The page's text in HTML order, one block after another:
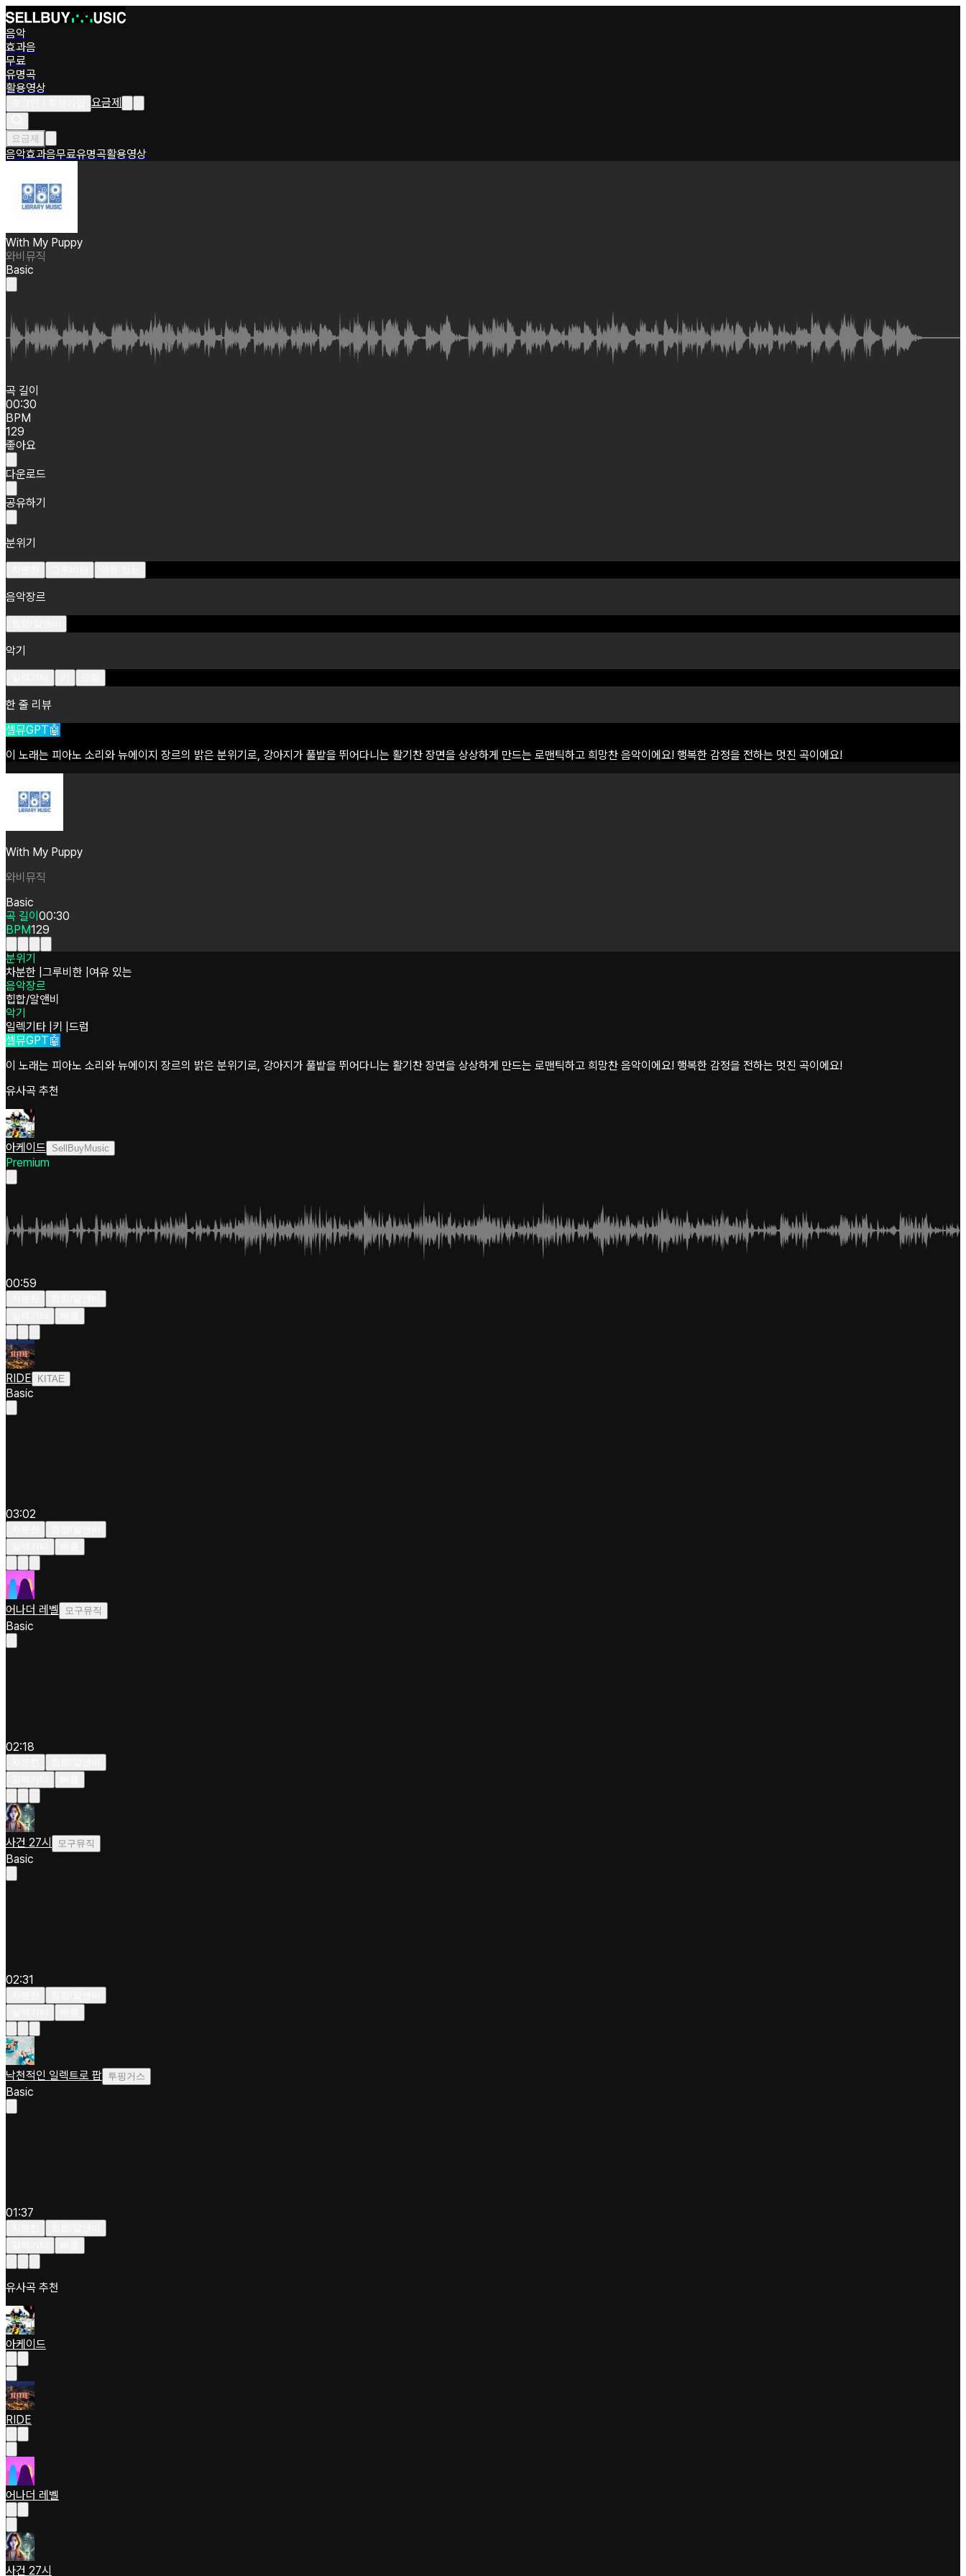
음악
효과음
무료
유명곡
활용영상
요금제
요금제
음악효과음무료유명곡활용영상
With My Puppy
와비뮤직
Basic
곡 길이
00:30
BPM
129
좋아요
다운로드
공유하기
분위기
음악장르
악기
한 줄 리뷰
셀뮤GPT🤖
이 노래는 피아노 소리와 뉴에이지 장르의 밝은 분위기로, 강아지가 풀밭을 뛰어다니는 활기찬 장면을 상상하게 만드는 로맨틱하고 희망찬 음악이에요! 행복한 감정을 전하는 멋진 곡이에요!
With My Puppy
와비뮤직
Basic
곡 길이 00:30
BPM129
분위기
차분한 그루비한 여유 있는
음악장르
힙합/알앤비
악기
일렉기타 키 드럼
셀뮤GPT🤖
이 노래는 피아노 소리와 뉴에이지 장르의 밝은 분위기로, 강아지가 풀밭을 뛰어다니는 활기찬 장면을 상상하게 만드는 로맨틱하고 희망찬 음악이에요! 행복한 감정을 전하는 멋진 곡이에요!
유사곡 추천
아케이드 SellBuyMusic
Premium
00:59
RIDE KITAE
Basic
03:02
어나더 레벨 모구뮤직
Basic
02:18
사건 27시 모구뮤직
Basic
02:31
낙천적인 일렉트로 팝 투핑거스
Basic
01:37
유사곡 추천
아케이드
RIDE
어나더 레벨
사건 27시